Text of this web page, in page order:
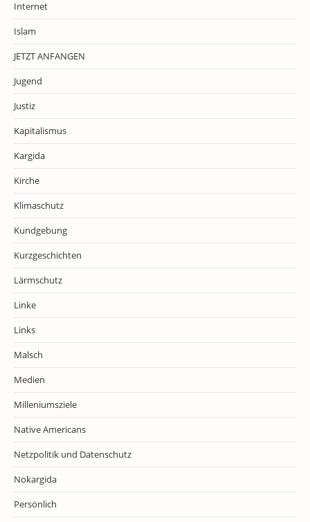
Internet
Islam
JETZT ANFANGEN
Jugend
Justiz
Kapitalismus
Kargida
Kirche
Klimaschutz
Kundgebung
Kurzgeschichten
Lärmschutz
Linke
Links
Malsch
Medien
Milleniumsziele
Native Americans
Netzpolitik und Datenschutz
Nokargida
Persönlich